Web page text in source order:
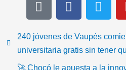
i
t
o
k
a
e
b
o
w
t
t
e
240 jóvenes de Vaupés
universitaria gratis sin tener
🚀 Chocó le apuesta a la